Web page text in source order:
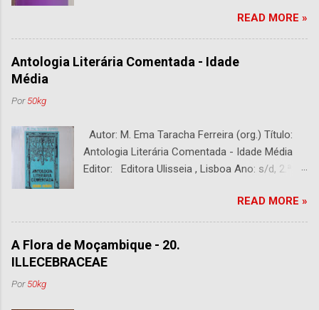
READ MORE »
Antologia Literária Comentada - Idade
Média
Por50kg
Autor: M. Ema Taracha Ferreira (org.) Título:
Antologia Literária Comentada - Idade Média
Editor: Editora Ulisseia , Lisboa Ano: s/d, 2.ª
Com alguns sublinhados a lapiseira. Usado.
Com 252 páginas.
READ MORE »
A Flora de Moçambique - 20.
ILLECEBRACEAE
Por50kg